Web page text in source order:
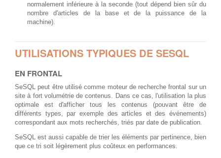
normalement inférieure à la seconde (tout dépend bien sûr du
nombre d'articles de la base et de la puissance de la
machine).
UTILISATIONS TYPIQUES DE SESQL
EN FRONTAL
SeSQL peut être utilisé comme moteur de recherche frontal sur un
site à fort volumétrie de contenus. Dans ce cas, l'utilisation la plus
optimale est d'afficher tous les contenus (pouvant être de
différents types, par exemple des articles et des événements)
correspondant aux mots recherchés, triés par date de publication.
SeSQL est aussi capable de trier les éléments par pertinence, bien
que ce tri soit légèrement plus coûteux en performances.